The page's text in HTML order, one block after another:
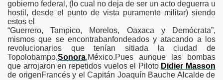
gobierno federal, (lo cual no deja de ser un acto deguerra u
hostil, desde el punto de vista puramente militar) siendo
estos el
“Guerrero, Tampico, Morelos, Oaxaca y Demócrata”,
mismos que se encontrabanfondeados y atacando a los
revolucionarios que tenían sitiada la ciudad de
Topolobampo,Sonora,México.Pues aunque las bombas
que arrojaron en repetidos vuelos el Piloto Didier Masson
de origenFrancés y el Capitán Joaquín Bauche Alcalde de